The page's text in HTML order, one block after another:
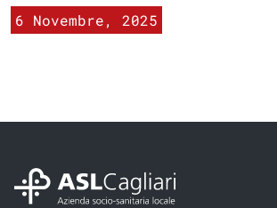
6 Novembre, 2025